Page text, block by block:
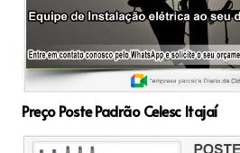
Preço Poste Padrão Celesc Itajaí